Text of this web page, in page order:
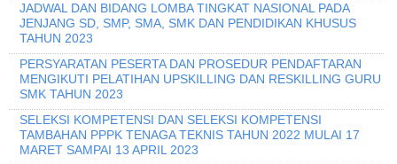
JADWAL DAN BIDANG LOMBA TINGKAT NASIONAL PADA
JENJANG SD, SMP, SMA, SMK DAN PENDIDIKAN KHUSUS
TAHUN 2023
PERSYARATAN PESERTA DAN PROSEDUR PENDAFTARAN
MENGIKUTI PELATIHAN UPSKILLING DAN RESKILLING GURU
SMK TAHUN 2023
SELEKSI KOMPETENSI DAN SELEKSI KOMPETENSI
TAMBAHAN PPPK TENAGA TEKNIS TAHUN 2022 MULAI 17
MARET SAMPAI 13 APRIL 2023